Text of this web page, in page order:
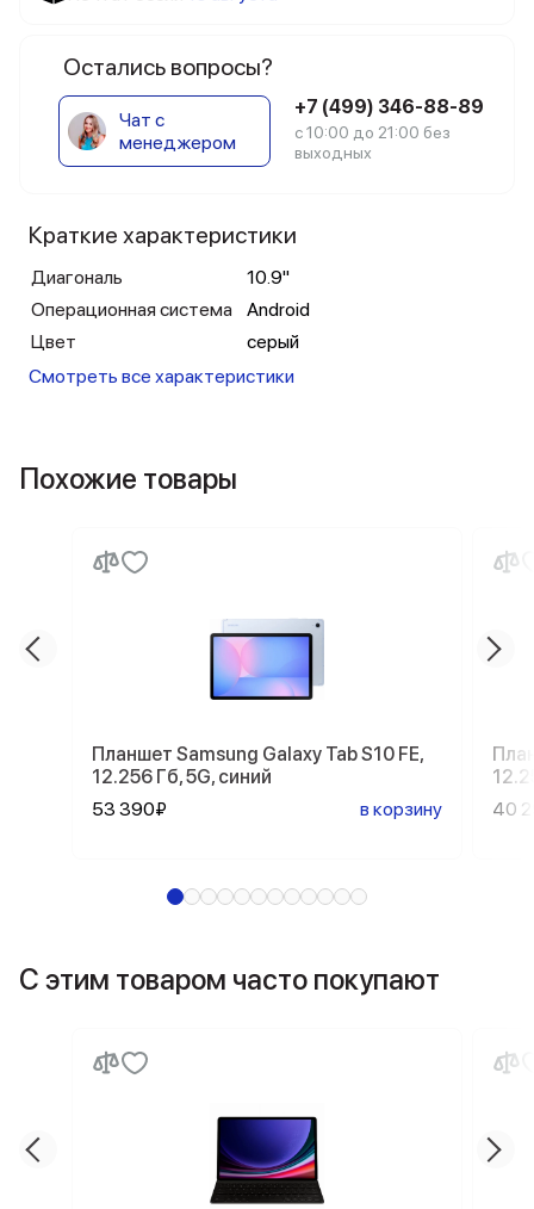
Остались вопросы?
Чат с
менеджером
+7 (499) 346-88-89
с 10:00 до 21:00 без
выходных
Краткие характеристики
Диагональ
10.9"
Операционная система
Android
Цвет
серый
Смотреть все характеристики
Похожие товары
Планшет Samsung Galaxy Tab S10 FE,
12.256 Гб, 5G, синий
53 390₽
в корзину
40
С этим товаром часто покупают